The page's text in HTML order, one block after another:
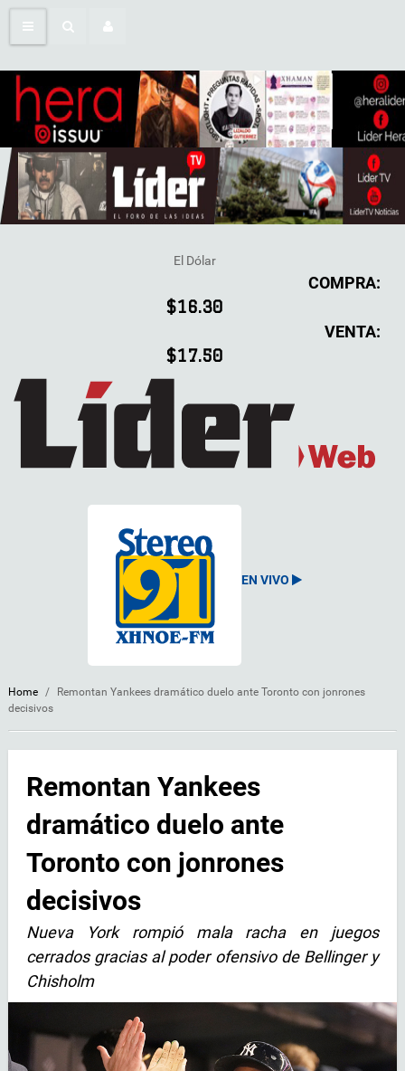
El Dólar
COMPRA:
$16.30
VENTA:
$17.50
EN VIVO
Home /
Remontan Yankees dramático duelo ante Toronto con jonrones
decisivos
Remontan Yankees
dramático duelo ante
Toronto con jonrones
decisivos
Nueva York rompió mala racha en juegos
cerrados gracias al poder ofensivo de Bellinger y
Chisholm